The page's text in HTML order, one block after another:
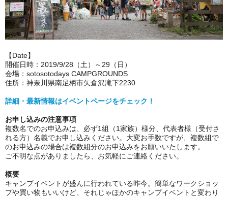
【Date】
開催日時：2019/9/28（土）～29（日）
会場：sotosotodays CAMPGROUNDS
住所：神奈川県南足柄市矢倉沢滝下2230
詳細・最新情報はイベントページをチェック！
お申し込みの注意事項
複数名でのお申込みは、必ず1組（1家族）様分、代表者様（受付さ
れる方）名義でお申し込みください。大変お手数ですが、複数組で
のお申込みの場合は複数組分のお申込みをお願いいたします。
ご不明な点がありましたら、お気軽にご連絡ください。
概要
キャンプイベントが盛んに行われている昨今。簡単なワークショッ
プや買い物もいいけど、それじゃほかのキャンプイベントと変わり